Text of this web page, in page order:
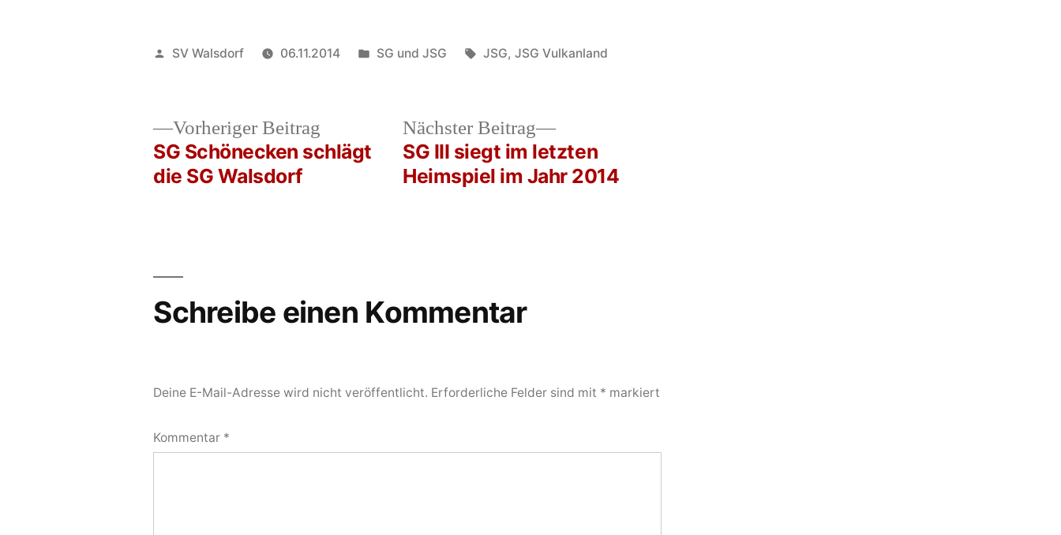
Veröffentlicht
SV Walsdorf 06.11.2014
Veröffentlicht
SG und JSG Schlagwörter:
JSG, JSG Vulkanland
Beitrags-
Vorheriger Beitrag Vorheriger
Beitrag:
SG Schönecken schlägt
die SG Walsdorf
Nächster Beitrag
Nächster
Beitrag:
SG III siegt im letzten
Heimspiel im Jahr 2014
Schreibe einen Kommentar
Deine E-Mail-Adresse wird nicht veröffentlicht. Erforderliche Felder sind mit * markiert
Kommentar *